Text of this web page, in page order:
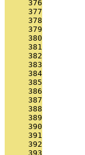
     376
     377
     378
     379
     380
     381
     382
     383
     384
     385
     386
     387
     388
     389
     390
     391
     392
     393